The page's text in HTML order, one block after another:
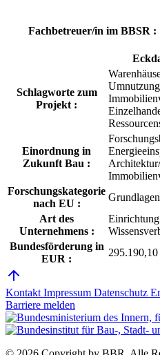
Fachbetreuer/in im BBSR :
Schlagworte zum
Projekt :
Einordnung in
Zukunft Bau :
Forschungskategorie
nach EU :
Art des
Unternehmens :
Bundesförderung in
EUR :
295.190,10
Kontakt Impressum Datenschutz
Barriere melden